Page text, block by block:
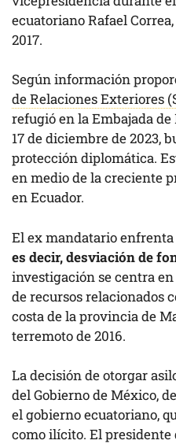
ecuatoriano Rafael
2017.
Según información
de Relaciones Exteriores
refugió en la Embajada
17 de diciembre de 2023,
protección diplomática.
en medio de la creciente
en Ecuador.
El ex mandatario enfrenta
es decir, desviación de
investigación se centra
de recursos relacionados
costa de la provincia de
terremoto de 2016.
La decisión de otorgar
del Gobierno de México,
el gobierno ecuatoriano,
como ilícito. El presidente